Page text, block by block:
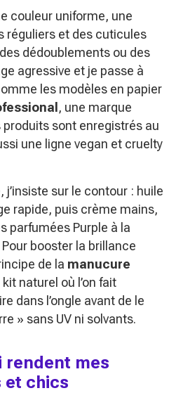
couleur uniforme, une
réguliers et des cuticules
dédoublements ou des
agressive et je passe à
les modèles en papier
, une marque
sont enregistrés au
une ligne vegan et cruelty
sur le contour : huile
rapide, puis crème mains,
parfumées Purple à la
booster la brillance
de la manucure
naturel où l’on fait
dans l’ongle avant de le
» sans UV ni solvants.
rendent mes
et chics